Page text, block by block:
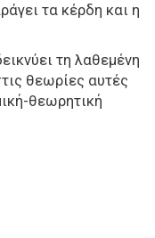
τα κέρδη και η
τη λαθεμένη
θεωρίες αυτές
θεωρητική